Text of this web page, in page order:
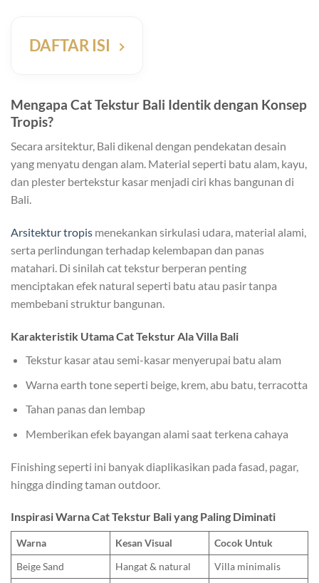
DAFTAR ISI
Mengapa Cat Tekstur Bali Identik dengan Konsep
Tropis?
Secara arsitektur, Bali dikenal dengan pendekatan desain
yang menyatu dengan alam. Material seperti batu alam, kayu,
dan plester bertekstur kasar menjadi ciri khas bangunan di
Bali.
Arsitektur tropis menekankan sirkulasi udara, material alami,
serta perlindungan terhadap kelembapan dan panas
matahari. Di sinilah cat tekstur berperan penting
menciptakan efek natural seperti batu atau pasir tanpa
membebani struktur bangunan.
Karakteristik Utama Cat Tekstur Ala Villa Bali
Tekstur kasar atau semi-kasar menyerupai batu alam
Warna earth tone seperti beige, krem, abu batu, terracotta
Tahan panas dan lembap
Memberikan efek bayangan alami saat terkena cahaya
Finishing seperti ini banyak diaplikasikan pada fasad, pagar,
hingga dinding taman outdoor.
Inspirasi Warna Cat Tekstur Bali yang Paling Diminati
Warna Kesan Visual
Cocok Untuk
Beige Sand
Hangat & natural
Villa minimalis